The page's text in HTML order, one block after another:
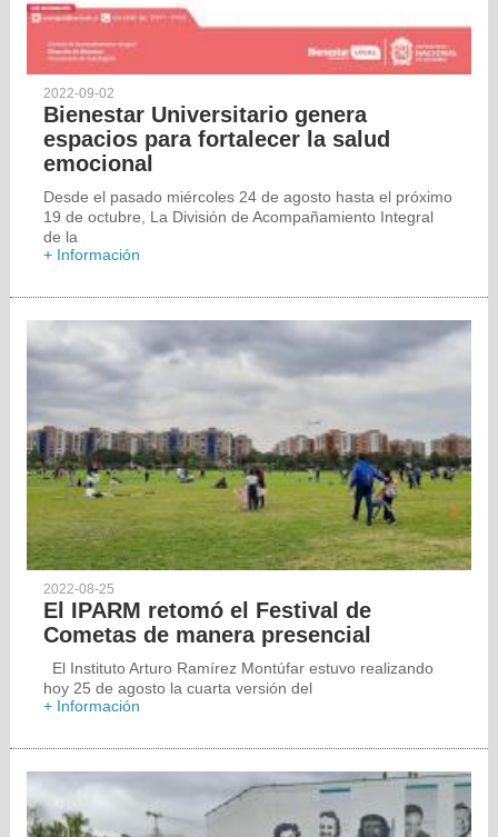
2022-09-02
Bienestar Universitario genera
espacios para fortalecer la salud
emocional
Desde el pasado miércoles 24 de agosto hasta el próximo
19 de octubre, La División de Acompañamiento Integral
de la
+ Información
2022-08-25
El IPARM retomó el Festival de
Cometas de manera presencial
El Instituto Arturo Ramírez Montúfar estuvo realizando
hoy 25 de agosto la cuarta versión del
+ Información